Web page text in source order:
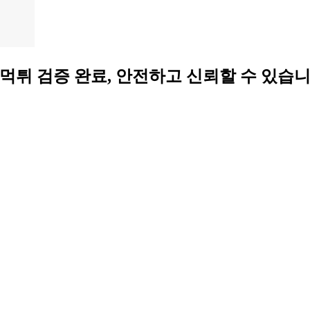
먹튀 검증 완료, 안전하고 신뢰할 수 있습